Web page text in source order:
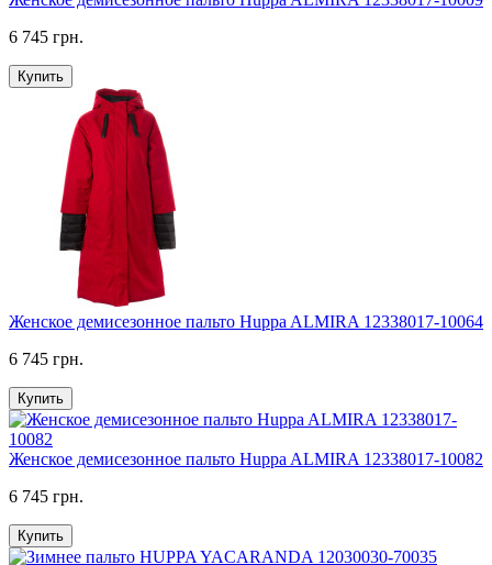
6 745 грн.
Купить
Женское демисезонное пальто Huppa ALMIRA 12338017-10064
6 745 грн.
Купить
Женское демисезонное пальто Huppa ALMIRA 12338017-10082
6 745 грн.
Купить